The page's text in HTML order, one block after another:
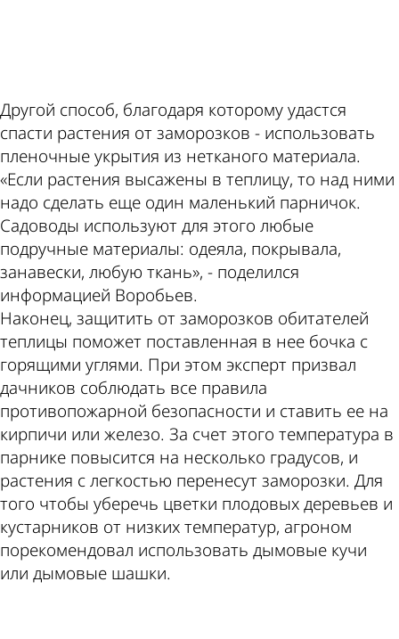
Другой способ, благодаря которому удастся
спасти растения от заморозков - использовать
пленочные укрытия из нетканого материала.
«Если растения высажены в теплицу, то над ними
надо сделать еще один маленький парничок.
Садоводы используют для этого любые
подручные материалы: одеяла, покрывала,
занавески, любую ткань», - поделился
информацией Воробьев.
Наконец, защитить от заморозков обитателей
теплицы поможет поставленная в нее бочка с
горящими углями. При этом эксперт призвал
дачников соблюдать все правила
противопожарной безопасности и ставить ее на
кирпичи или железо. За счет этого температура в
парнике повысится на несколько градусов, и
растения с легкостью перенесут заморозки. Для
того чтобы уберечь цветки плодовых деревьев и
кустарников от низких температур, агроном
порекомендовал использовать дымовые кучи
или дымовые шашки.